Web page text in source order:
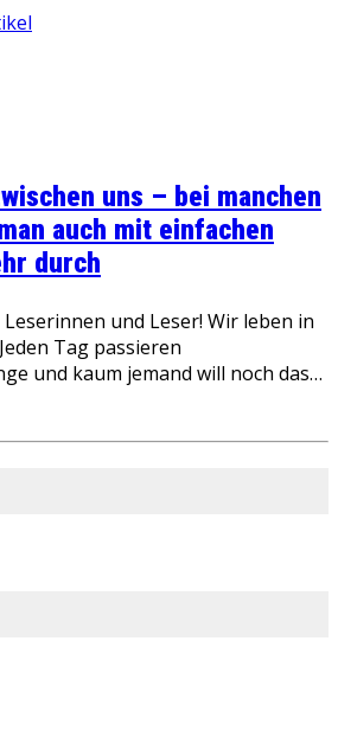
uns – bei manchen
auch mit einfachen
durch
und Leser! Wir leben in
Tag passieren
und kaum jemand will noch das…